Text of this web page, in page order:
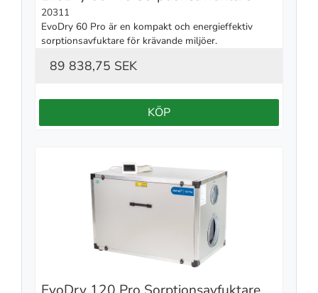
20311
EvoDry 60 Pro är en kompakt och energieffektiv
sorptionsavfuktare för krävande miljöer.
89 838,75 SEK
KÖP